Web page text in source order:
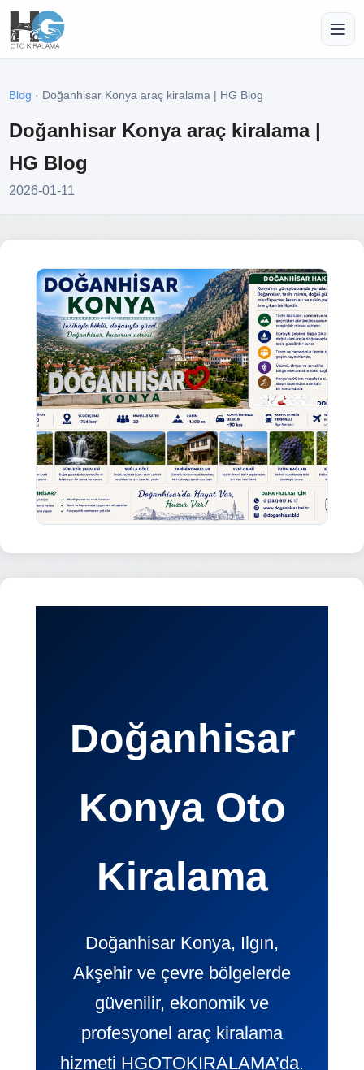
Blog · Doğanhisar Konya araç kiralama | HG Blog
Doğanhisar Konya araç kiralama |
HG Blog
2026-01-11
Doğanhisar
Konya Oto
Kiralama
Doğanhisar Konya, Ilgın,
Akşehir ve çevre bölgelerde
güvenilir, ekonomik ve
profesyonel araç kiralama
hizmeti HGOTOKIRALAMA’da.